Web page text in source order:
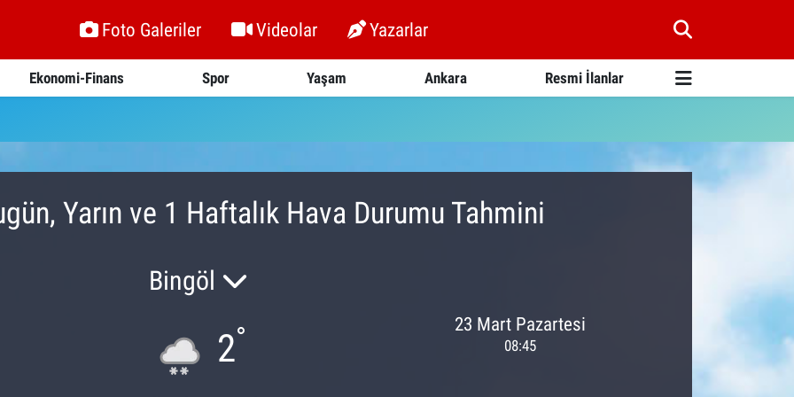
Foto Galeriler Videolar Yazarlar
Ekonomi-Finans Spor Yaşam Ankara Resmi İlanlar
Yarın ve 1 Haftalık Hava Durumu Tahmini
Bingöl
2° 23 Mart Pazartesi
08:45